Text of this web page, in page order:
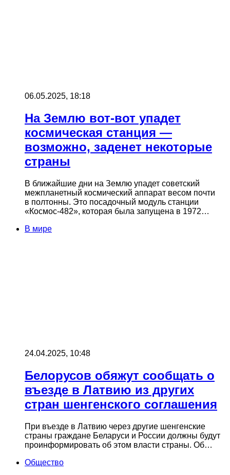
06.05.2025, 18:18
На Землю вот-вот упадет
космическая станция —
возможно, заденет некоторые
страны
В ближайшие дни на Землю упадет советский
межпланетный космический аппарат весом почти
в полтонны. Это посадочный модуль станции
«Космос-482», которая была запущена в 1972…
В мире
24.04.2025, 10:48
Белорусов обяжут сообщать о
въезде в Латвию из других
стран шенгенского соглашения
При въезде в Латвию через другие шенгенские
страны граждане Беларуси и России должны будут
проинформировать об этом власти страны. Об…
Общество